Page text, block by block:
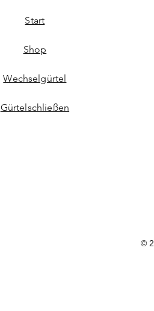
Start
Shop
Wechselgürtel
Gürtelschließen
©